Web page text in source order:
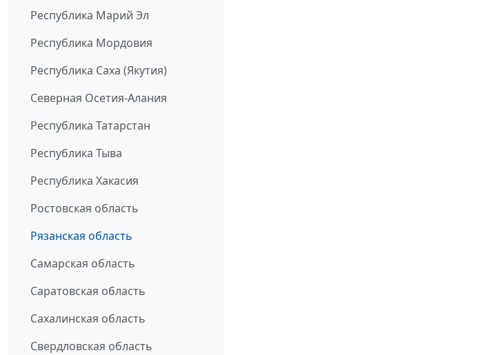
Республика Марий Эл
Республика Мордовия
Республика Саха (Якутия)
Северная Осетия-Алания
Республика Татарстан
Республика Тыва
Республика Хакасия
Ростовская область
Рязанская область
Самарская область
Саратовская область
Сахалинская область
Свердловская область